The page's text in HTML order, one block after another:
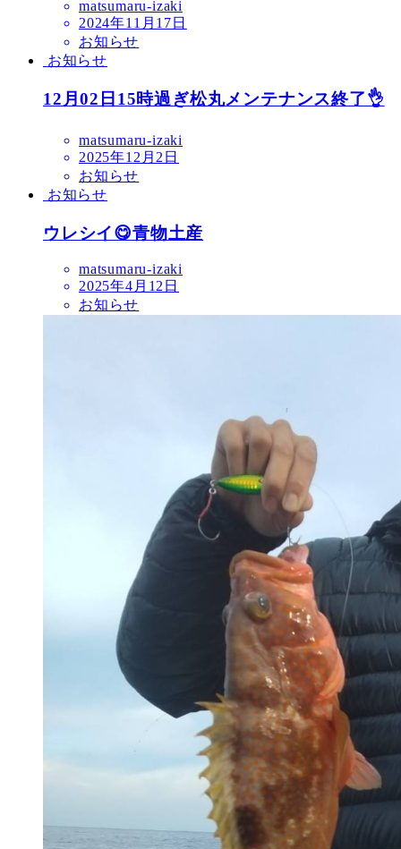
matsumaru-izaki
2024年11月17日
お知らせ
お知らせ
12月02日15時過ぎ松丸メンテナンス終了👌
matsumaru-izaki
2025年12月2日
お知らせ
お知らせ
ウレシイ😋青物土産
matsumaru-izaki
2025年4月12日
お知らせ